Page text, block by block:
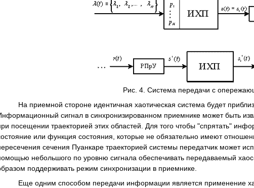
Рис. 4. Система передачи с
На приемной стороне идентичная хаотическая система будет
сигнал в синхронизированном приемнике может быть
посещении траекторией этих областей. Для того чтобы "спрятать"
или функция состояния, которые не обязательно имеют
сечения Пуанкаре траекторией системы передатчик может
небольшого по уровню сигнала обеспечивать передаваемый
поддерживать режим синхронизации в приемнике.
Еще одним способом передачи информации является применение